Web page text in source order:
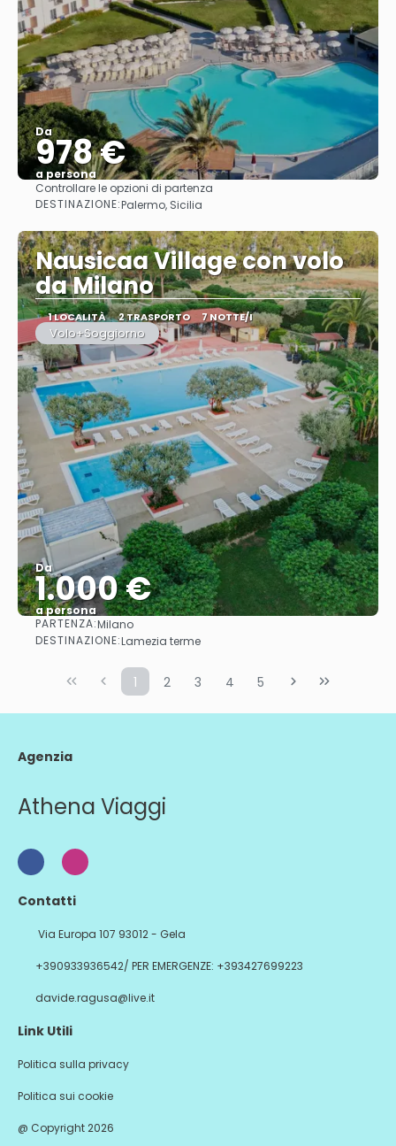
Da
978 €
a persona
Vedere
Controllare le opzioni di partenza
DESTINAZIONE:Palermo, Sicilia
Nausicaa Village con volo
da Milano
1 LOCALITÀ 2 TRASPORTO 7 NOTTE/I
Volo+Soggiorno
Da
1.000 €
a persona
PARTENZA:Milano
DESTINAZIONE:Lamezia terme
1 2 3 4 5
Agenzia
Athena Viaggi
Contatti
Via Europa 107 93012 - Gela
+390933936542/ PER EMERGENZE: +393427699223
davide.ragusa@live.it
Link Utili
Politica sulla privacy
Politica sui cookie
@ Copyright 2026